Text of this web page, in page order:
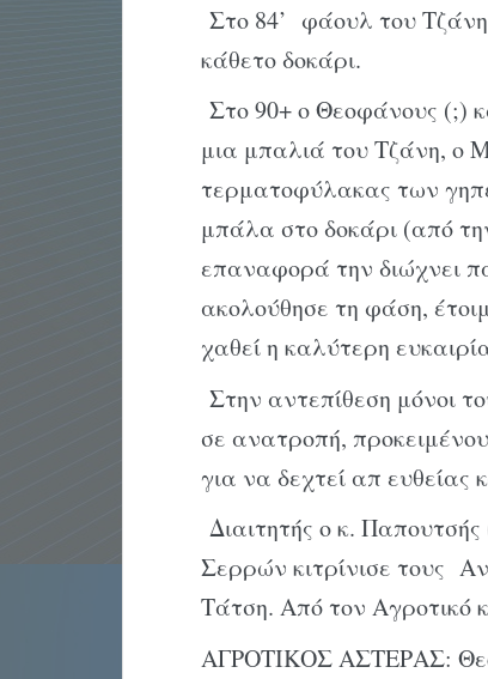
Στο 84’ φάουλ του
κάθετο δοκάρι.
Στο 90+ ο Θεοφάνους (;)
μια μπαλιά του Τζάνη, ο
τερματοφύλακας των
μπάλα στο δοκάρι (από
επαναφορά την διώχνει
ακολούθησε τη φάση,
χαθεί η καλύτερη
Στην αντεπίθεση μόνοι
σε ανατροπή,
για να δεχτεί απ ευθείας
Διαιτητής ο κ.
Σερρών κιτρίνισε τους
Τάτση. Από τον Αγροτικό
ΑΓΡΟΤΙΚΟΣ ΑΣΤΕΡΑΣ: